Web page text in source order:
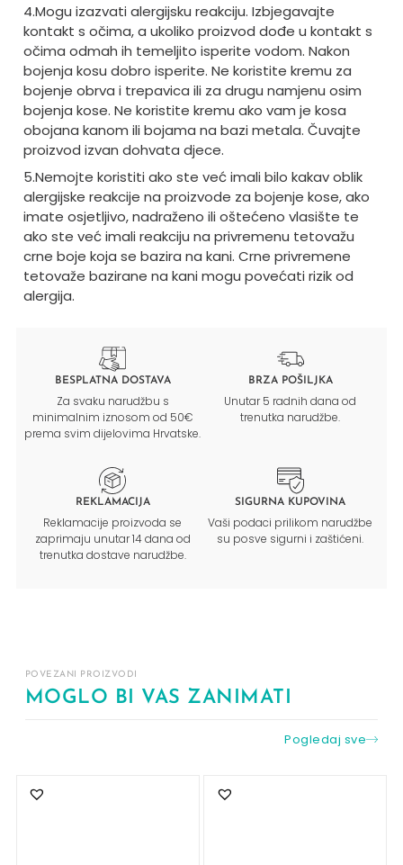
4.Mogu izazvati alergijsku reakciju. Izbjegavajte
kontakt s očima, a ukoliko proizvod dođe u kontakt s
očima odmah ih temeljito isperite vodom. Nakon
bojenja kosu dobro isperite. Ne koristite kremu za
bojenje obrva i trepavica ili za drugu namjenu osim
bojenja kose. Ne koristite kremu ako vam je kosa
obojana kanom ili bojama na bazi metala. Čuvajte
proizvod izvan dohvata djece.
5.Nemojte koristiti ako ste već imali bilo kakav oblik
alergijske reakcije na proizvode za bojenje kose, ako
imate osjetljivo, nadraženo ili oštećeno vlasište te
ako ste već imali reakciju na privremenu tetovažu
crne boje koja se bazira na kani. Crne privremene
tetovaže bazirane na kani mogu povećati rizik od
alergija.
BESPLATNA DOSTAVA
Za svaku narudžbu s
minimalnim iznosom od 50€
prema svim dijelovima Hrvatske.
BRZA POŠILJKA
Unutar 5 radnih dana od
trenutka narudžbe.
REKLAMACIJA
Reklamacije proizvoda se
zaprimaju unutar 14 dana od
trenutka dostave narudžbe.
SIGURNA KUPOVINA
Vaši podaci prilikom narudžbe
su posve sigurni i zaštićeni.
POVEZANI PROIZVODI
MOGLO BI VAS ZANIMATI
Pogledaj sve